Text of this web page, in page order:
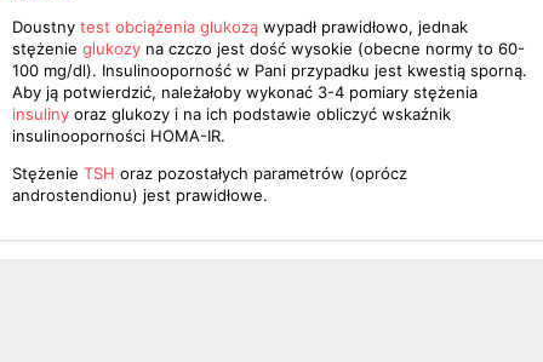
Doustny test obciążenia glukozą wypadł prawidłowo, jednak
stężenie glukozy na czczo jest dość wysokie (obecne normy to 60-
100 mg/dl). Insulinooporność w Pani przypadku jest kwestią sporną.
Aby ją potwierdzić, należałoby wykonać 3-4 pomiary stężenia
insuliny oraz glukozy i na ich podstawie obliczyć wskaźnik
insulinooporności HOMA-IR.
Stężenie TSH oraz pozostałych parametrów (oprócz
androstendionu) jest prawidłowe.